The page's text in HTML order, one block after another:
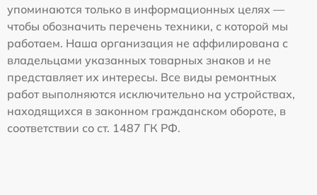
упоминаются только в информационных целях —
чтобы обозначить перечень техники, с которой мы
работаем. Наша организация не аффилирована с
владельцами указанных товарных знаков и не
представляет их интересы. Все виды ремонтных
работ выполняются исключительно на устройствах,
находящихся в законном гражданском обороте, в
соответствии со ст. 1487 ГК РФ.